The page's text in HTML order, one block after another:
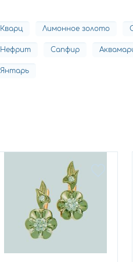
Кварц Лимонное золото
Нефрит Сапфир
Янтарь